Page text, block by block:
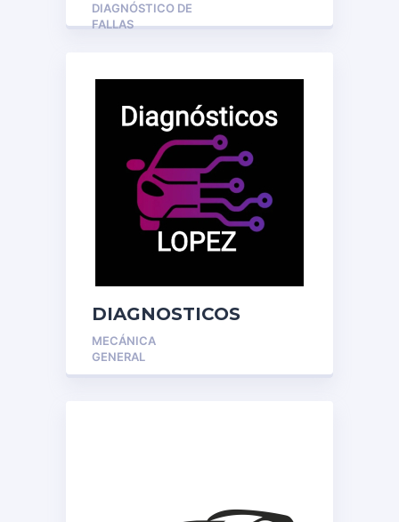
DIAGNÓSTICO DE
FALLAS
DIAGNOSTICOS
LOPEZ
MECÁNICA
GENERAL